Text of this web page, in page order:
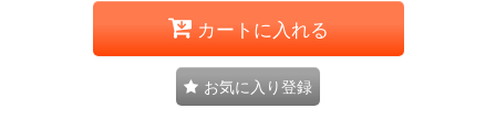
カートに入れる
お気に入り登録